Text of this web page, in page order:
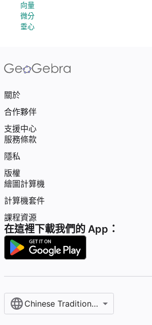
向量
微分
垂心
關於
合作夥伴
支援中心
服務條款
隱私
版權
繪圖計算機
計算機套件
課程資源
在這裡下載我們的 App：
Chinese Traditional / 繁體中文